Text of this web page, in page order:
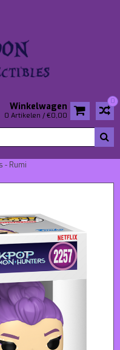
0
Winkelwagen
0 Artikelen / €0,00
- Rumi